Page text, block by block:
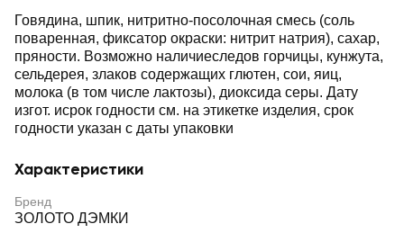
Говядина, шпик, нитритно-посолочная смесь (соль
поваренная, фиксатор окраски: нитрит натрия), сахар,
пряности. Возможно наличиеследов горчицы, кунжута,
сельдерея, злаков содержащих глютен, сои, яиц,
молока (в том числе лактозы), диоксида серы. Дату
изгот. исрок годности см. на этикетке изделия, срок
годности указан с даты упаковки
Характеристики
Бренд
ЗОЛОТО ДЭМКИ